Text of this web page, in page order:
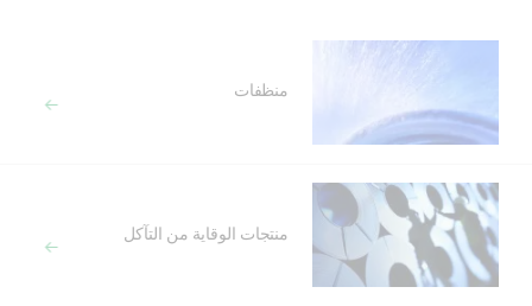
منظفات
منتجات الوقاية من التآكل